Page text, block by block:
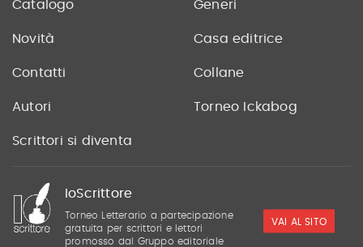
Catalogo Generi
Novità Casa editrice
Contatti Collane
Autori Torneo Ickabog
Scrittori si diventa
IoScrittore
Torneo Letterario a partecipazione
gratuita per scrittori e lettori
promosso dal Gruppo editoriale
VAI AL SITO